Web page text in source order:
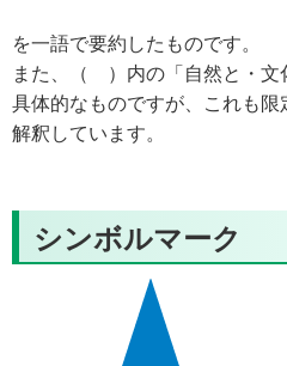
を一語で要約したものです。
また、（ ）内の「自然と・文
具体的なものですが、これも限
解釈しています。
シンボルマーク